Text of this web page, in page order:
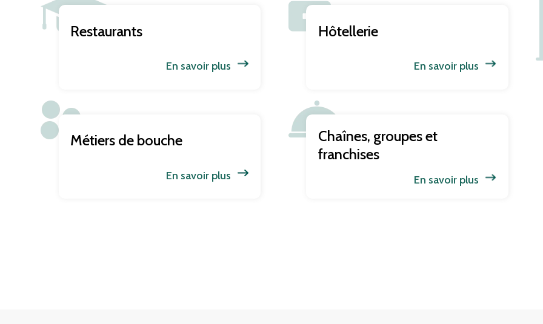
Restaurants
En savoir plus
Hôtellerie
En savoir plus
Métiers de bouche
En savoir plus
Chaînes, groupes et
franchises
En savoir plus